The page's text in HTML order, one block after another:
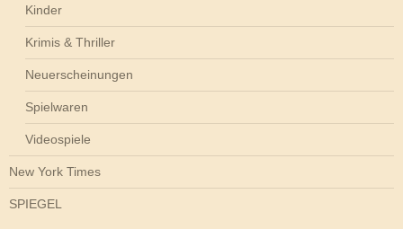
Kinder
Krimis & Thriller
Neuerscheinungen
Spielwaren
Videospiele
New York Times
SPIEGEL